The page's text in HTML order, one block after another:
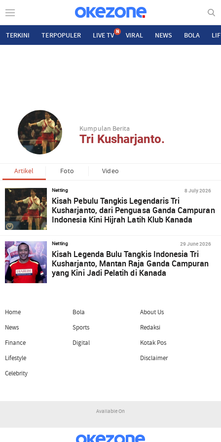
TERKINI TERPOPULER LIVE TV N VIRAL NEWS BOLA
Kumpulan Berita
Tri Kusharjanto.
Artikel Foto Video
Netting 8 July 2026
Kisah Pebulu Tangkis Legendaris Tri
Kusharjanto, dari Penguasa Ganda Campuran
Indonesia Kini Hijrah Latih Klub Kanada
Netting 29 June 2026
Kisah Legenda Bulu Tangkis Indonesia Tri
Kusharjanto, Mantan Raja Ganda Campuran
yang Kini Jadi Pelatih di Kanada
Home
News
Finance
Lifestyle
Celebrity
Bola
Sports
Digital
About Us
Redaksi
Kotak Pos
Disclaimer
Available On